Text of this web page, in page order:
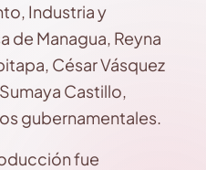
Industria y
de Managua, Reyna
César Vásquez
Castillo,
gubernamentales.
fue